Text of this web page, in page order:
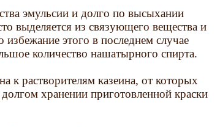
эмульсии и долго по высыхании
выделяется из связующего вещества и
избежание этого в последнем случае
количество нашатырного спирта.
к растворителям казеина, от которых
хранении приготовленной краски